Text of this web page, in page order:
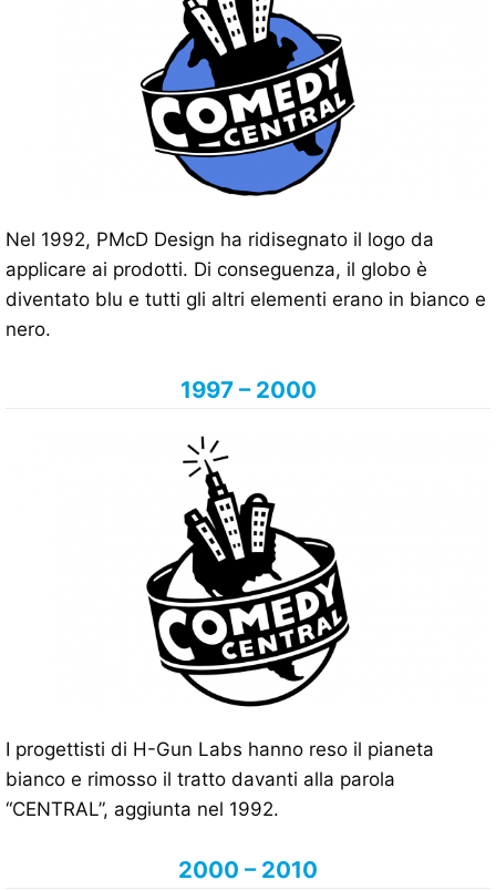
Nel 1992, PMcD Design ha ridisegnato il logo da
applicare ai prodotti. Di conseguenza, il globo è
diventato blu e tutti gli altri elementi erano in bianco e
nero.
1997 – 2000
I progettisti di H-Gun Labs hanno reso il pianeta
bianco e rimosso il tratto davanti alla parola
“CENTRAL”, aggiunta nel 1992.
2000 – 2010